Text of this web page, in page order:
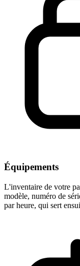
Équipements
L'inventaire de votre
modèle, numéro de
par heure, qui sert